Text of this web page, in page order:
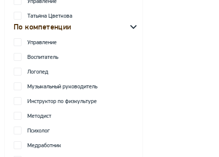
Управление
Татьяна Цветкова
По компетенции
Управление
Воспитатель
Логопед
Музыкальный руководитель
Инструктор по физкультуре
Методист
Психолог
Медработник